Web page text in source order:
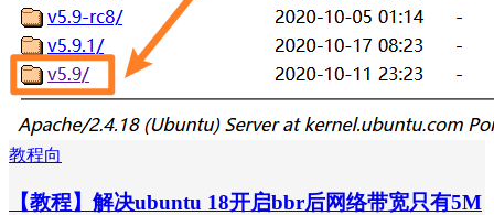
教程向
【教程】解决ubuntu 18开启bbr后网络带宽只有5M